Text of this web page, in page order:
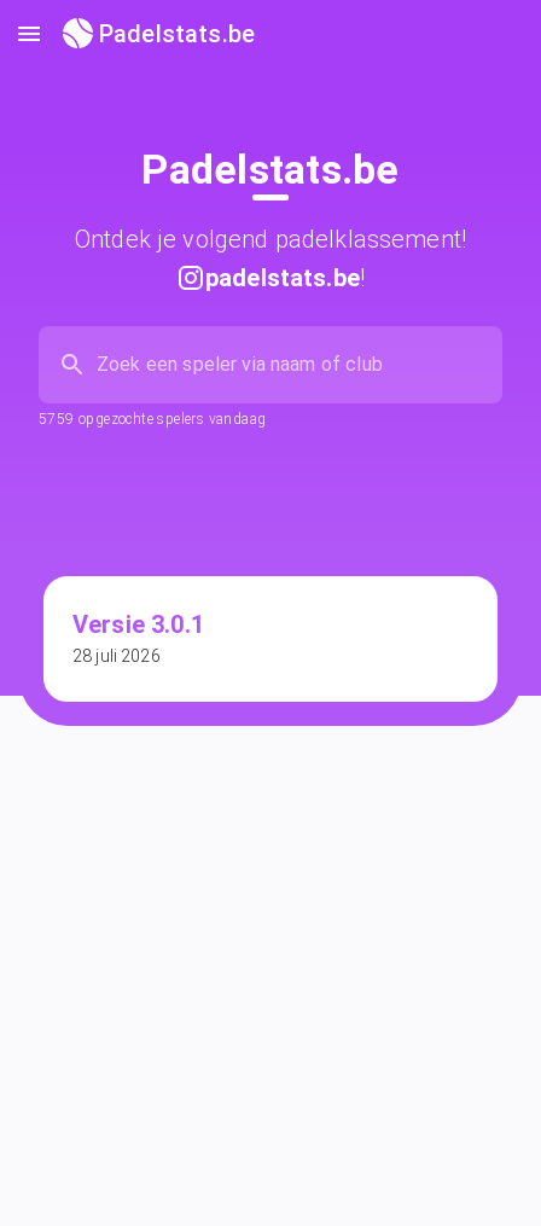
Padelstats.be
Padelstats.be
Ontdek je volgend padelklassement!
padelstats.be!
5759 opgezochte spelers vandaag
Versie 3.0.1
28 juli 2026